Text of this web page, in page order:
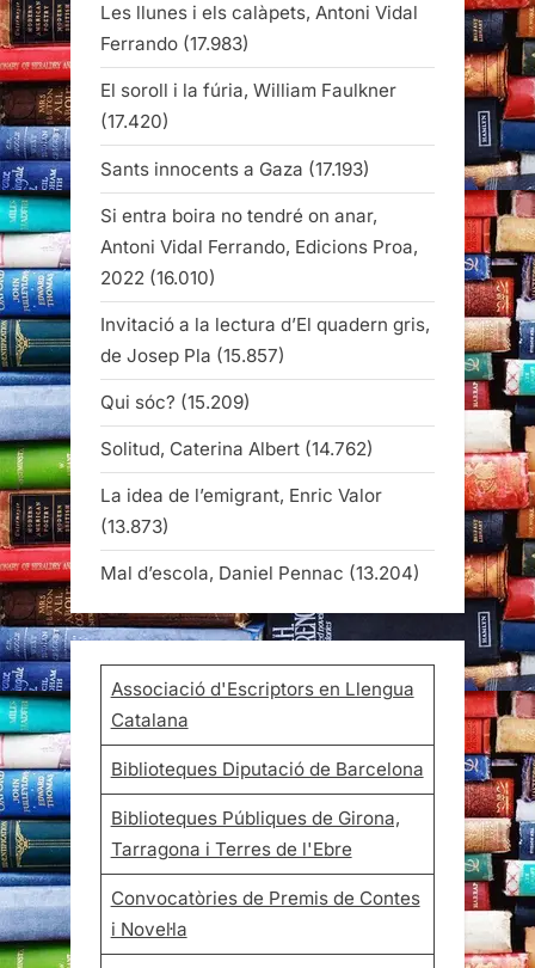
Les llunes i els calàpets, Antoni Vidal
Ferrando (17.983)
El soroll i la fúria, William Faulkner
(17.420)
Sants innocents a Gaza (17.193)
Si entra boira no tendré on anar,
Antoni Vidal Ferrando, Edicions Proa,
2022 (16.010)
Invitació a la lectura d’El quadern gris,
de Josep Pla (15.857)
Qui sóc? (15.209)
Solitud, Caterina Albert (14.762)
La idea de l’emigrant, Enric Valor
(13.873)
Mal d’escola, Daniel Pennac (13.204)
Associació d'Escriptors en Llengua
Catalana
Biblioteques Diputació de Barcelona
Biblioteques Públiques de Girona,
Tarragona i Terres de l'Ebre
Convocatòries de Premis de Contes
i Novel·la